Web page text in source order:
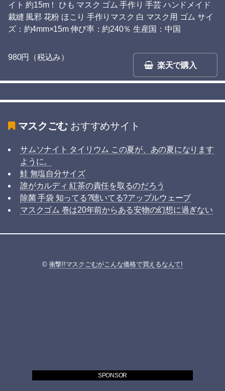
イト 約15m！ ひも マスク ゴム 手作り 手芸 ハンドメイド
裁縫 風邪 花粉 ほこり 手作りマスク 白 マスク用 ゴム サイ
ズ：約4mm×15m 伸び率：約240％ 生産国：中国
楽天で購入
980円（税込み）
マスクごむおすすめサイト
サムソナイト タイリウム この夏が、あの夏になります
ように。
鮭 無塩自分サイズ
誰がカルディ 紅茶の責任を取るのだろう
除菌 手袋 知ってる?聴いてる?アップルウェーブ
マスクゴム 巻は20年前からある安物の幻想に過ぎない
© 衝撃!!マスクごむがこんな価格で買えるなんて!
SPONSOR